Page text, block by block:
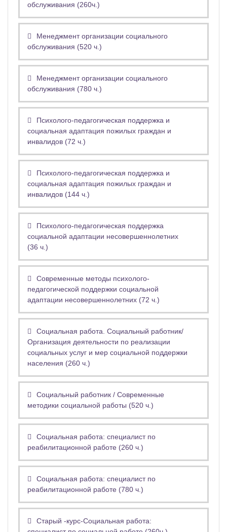
обслуживания (260ч.)
Менеджмент организации социального
обслуживания (520 ч.)
Менеджмент организации социального
обслуживания (780 ч.)
Психолого-педагогическая поддержка и
социальная адаптация пожилых граждан и
инвалидов (72 ч.)
Психолого-педагогическая поддержка и
социальная адаптация пожилых граждан и
инвалидов (144 ч.)
Психолого-педагогическая поддержка
социальной адаптации несовершеннолетних
(36 ч.)
Современные методы психолого-
педагогической поддержки социальной
адаптации несовершеннолетних (72 ч.)
Социальная работа. Социальный работник/
Организация деятельности по реализации
социальных услуг и мер социальной поддержки
населения (260 ч.)
Социальный работник / Современные
методики социальной работы (520 ч.)
Социальная работа: специалист по
реабилитационной работе (260 ч.)
Социальная работа: специалист по
реабилитационной работе (780 ч.)
Старый -курс-Социальная работа: